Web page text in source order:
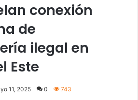
conexión
de
ilegal en
Este
11, 2025 0 743